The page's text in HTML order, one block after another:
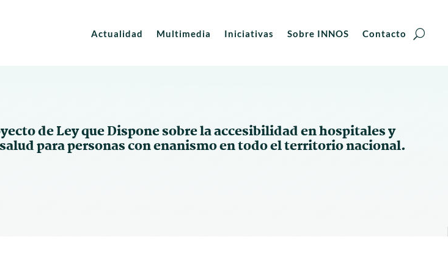
Actualidad Multimedia Iniciativas Sobre INNOS Contacto
de Ley que Dispone sobre la accesibilidad en hospitales y
para personas con enanismo en todo el territorio nacional.